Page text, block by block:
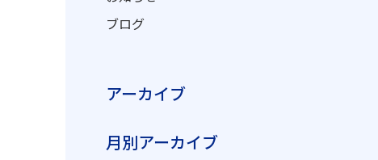
ブログ
アーカイブ
月別アーカイブ